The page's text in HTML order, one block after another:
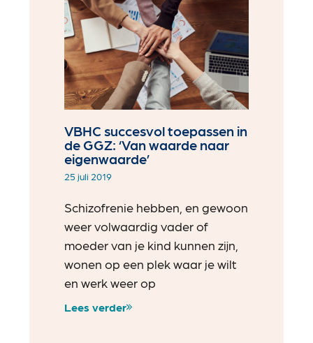
VBHC succesvol toepassen in
de GGZ: ‘Van waarde naar
eigenwaarde’
25 juli 2019
Schizofrenie hebben, en gewoon
weer volwaardig vader of
moeder van je kind kunnen zijn,
wonen op een plek waar je wilt
en werk weer op
Lees verder